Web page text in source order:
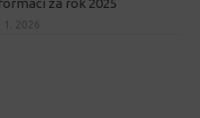
za rok 2025
1. 2026